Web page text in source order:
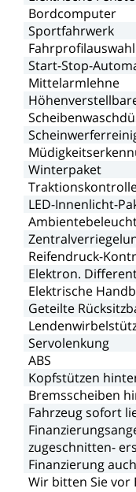
Bordcomputer
Sportfahrwerk
Fahrprofilauswahl
Start-Stop-
Mittelarmlehne
Winterpaket
LED-Innenlicht-
Reifendruck-
Elektron.
Elektrische
Geteilte
Servolenkung
ABS
Kopfstützen
Bremsscheiben
Fahrzeugsofort
zugeschnitten-
Finanzierungauch
Wir bitten Sievor